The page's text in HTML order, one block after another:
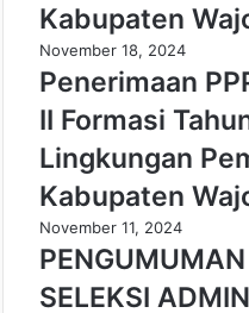
Kabupaten
November 18, 2024
Penerimaan
II Formasi
Lingkungan
Kabupaten
November 11, 2024
SELEKSI